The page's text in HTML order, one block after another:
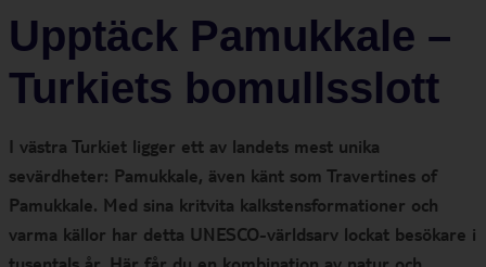
Upptäck Pamukkale –
Turkiets bomullsslott
I västra Turkiet ligger ett av landets mest unika
sevärdheter: Pamukkale, även känt som Travertines of
Pamukkale. Med sina kritvita kalkstensformationer och
varma källor har detta UNESCO-världsarv lockat besökare i